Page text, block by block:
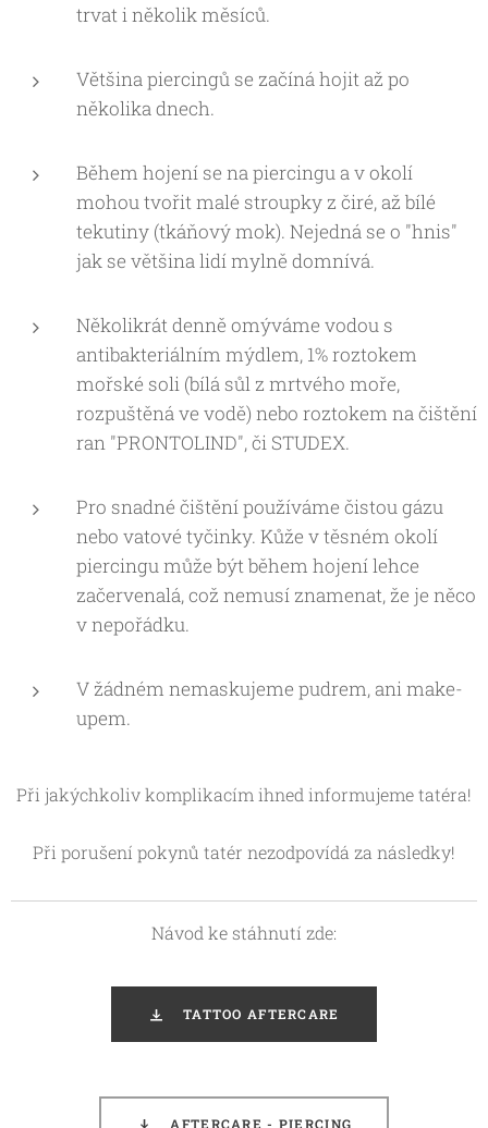
trvat i několik měsíců.
Většina piercingů se začíná hojit až po
několika dnech.
Během hojení se na piercingu a v okolí
mohou tvořit malé stroupky z čiré, až bílé
tekutiny (tkáňový mok). Nejedná se o "hnis"
jak se většina lidí mylně domnívá.
Několikrát denně omýváme vodou s
antibakteriálním mýdlem, 1% roztokem
mořské soli (bílá sůl z mrtvého moře,
rozpuštěná ve vodě) nebo roztokem na čištění
ran "PRONTOLIND", či STUDEX.
Pro snadné čištění používáme čistou gázu
nebo vatové tyčinky. Kůže v těsném okolí
piercingu může být během hojení lehce
začervenalá, což nemusí znamenat, že je něco
v nepořádku.
V žádném nemaskujeme pudrem, ani make-
upem.
Při jakýchkoliv komplikacím ihned informujeme tatéra!
Při porušení pokynů tatér nezodpovídá za následky!
Návod ke stáhnutí zde:
TATTOO AFTERCARE
AFTERCARE - PIERCING